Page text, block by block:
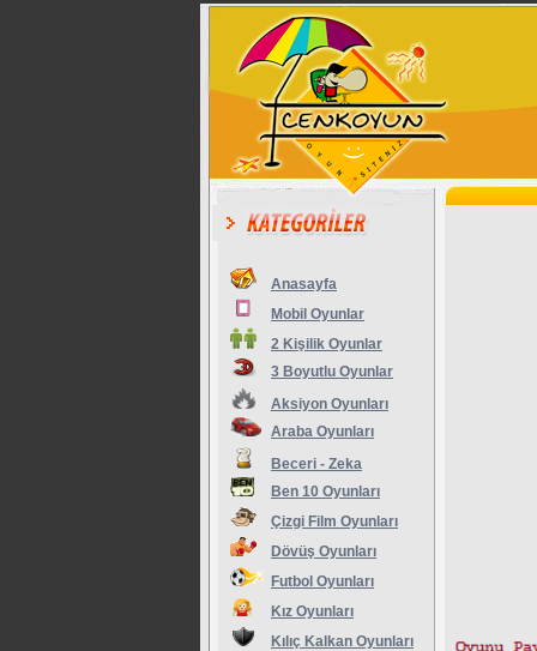
Anasayfa
Mobil Oyunlar
2 Kişilik Oyunlar
3 Boyutlu Oyunlar
Aksiyon Oyunları
Araba Oyunları
Beceri - Zeka
Ben 10 Oyunları
Çizgi Film Oyunları
Dövüş Oyunları
Futbol Oyunları
Kız Oyunları
Kılıç Kalkan Oyunları